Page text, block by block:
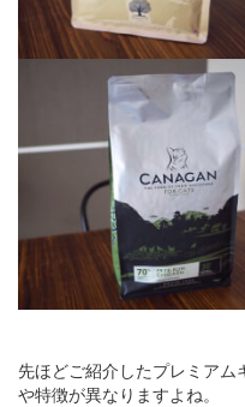
先ほどご紹介したプレミア
や特徴が異なりますよね。